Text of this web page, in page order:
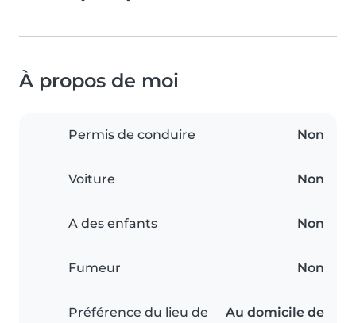
À propos de moi
Permis de conduire Non
Voiture Non
A des enfants Non
Fumeur Non
Préférence du lieu de
Au domicile de